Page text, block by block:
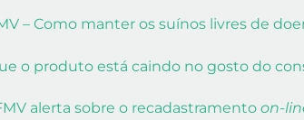
– Como manter os suínos livres de
o produto está caindo no gosto do
alerta sobre o recadastramento on-